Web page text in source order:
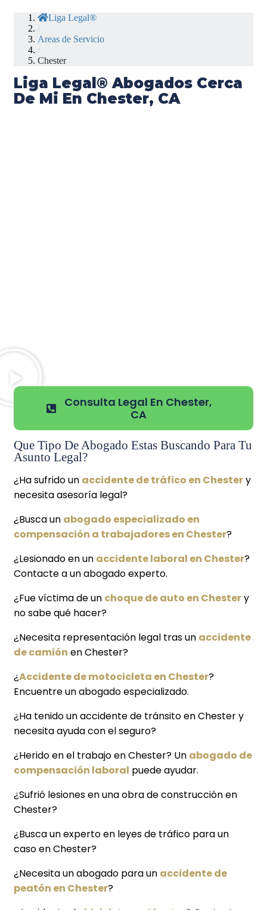
Liga Legal®
/
Areas de Servicio
/
Chester
Liga Legal® Abogados Cerca
De Mi En Chester, CA
Consulta Legal En Chester,
CA
Que Tipo De Abogado Estas Buscando Para Tu
Asunto Legal?
¿Ha sufrido un accidente de tráfico en Chestery
necesita asesoría legal?
¿Busca un abogado especializado en
compensación a trabajadores en Chester?
¿Lesionado en un accidente laboral en Chester?
Contacte a un abogado experto.
¿Fue víctima de un choque de auto en Chestery
no sabe qué hacer?
¿Necesita representación legal tras un accidente
de camión en Chester?
¿Accidente de motocicleta en Chester?
Encuentre un abogado especializado.
¿Ha tenido un accidente de tránsito en Chester y
necesita ayuda con el seguro?
¿Herido en el trabajo en Chester? Un abogado de
compensación laboral puede ayudar.
¿Sufrió lesiones en una obra de construcción en
Chester?
¿Busca un experto en leyes de tráfico para un
caso en Chester?
¿Necesita un abogado para un accidente de
peatón en Chester?